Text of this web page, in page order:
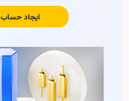
ایجاد حساب